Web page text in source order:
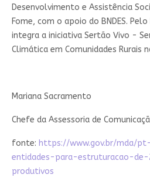
Desenvolvimento e Assistência
Fome, com o apoio do BNDES.
integra a iniciativa Sertão Vivo -
Climática em Comunidades Rurais
Mariana Sacramento
Chefe da Assessoria de
fonte: https://www.gov.br/mda/
entidades-para-estruturacao-
produtivos